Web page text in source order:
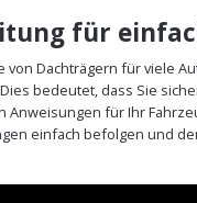
für
von Dachträgern für viele
bedeutet, dass Sie
Anweisungen für Ihr
einfach befolgen und